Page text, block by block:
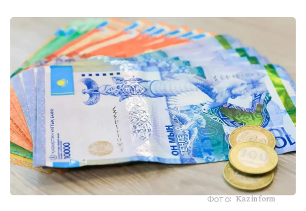
Фото: Kazinform